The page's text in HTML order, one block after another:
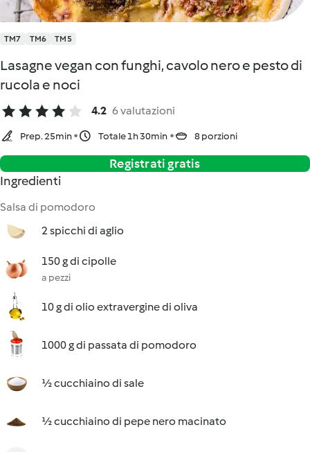
TM7 TM6 TM5
Lasagne vegan con funghi, cavolo nero e pesto di
rucola e noci
4.2 6 valutazioni
Prep. 25min Totale 1h 30min 8 porzioni
Registrati gratis
Ingredienti
Salsa di pomodoro
2 spicchi di aglio
150 g di cipolle
a pezzi
10 g di olio extravergine di oliva
1000 g di passata di pomodoro
½ cucchiaino di sale
½ cucchiaino di pepe nero macinato